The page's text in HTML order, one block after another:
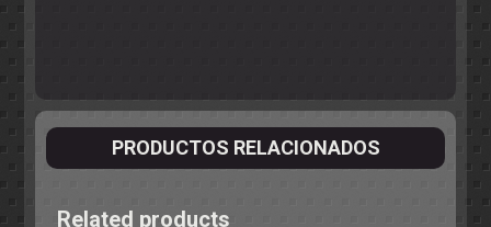
PRODUCTOS RELACIONADOS
Related products